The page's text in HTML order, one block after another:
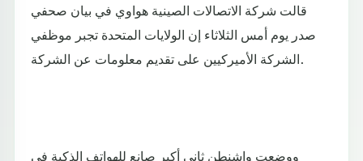
قالت شركة الاتصالات الصينية هواوي في بيان صحفي
صدر يوم أمس الثلاثاء إن الولايات المتحدة تجبر موظفي
الشركة الأميركيين على تقديم معلومات عن الشركة.
ووضعت واشنطن ثاني أكبر صانع للهواتف الذكية في